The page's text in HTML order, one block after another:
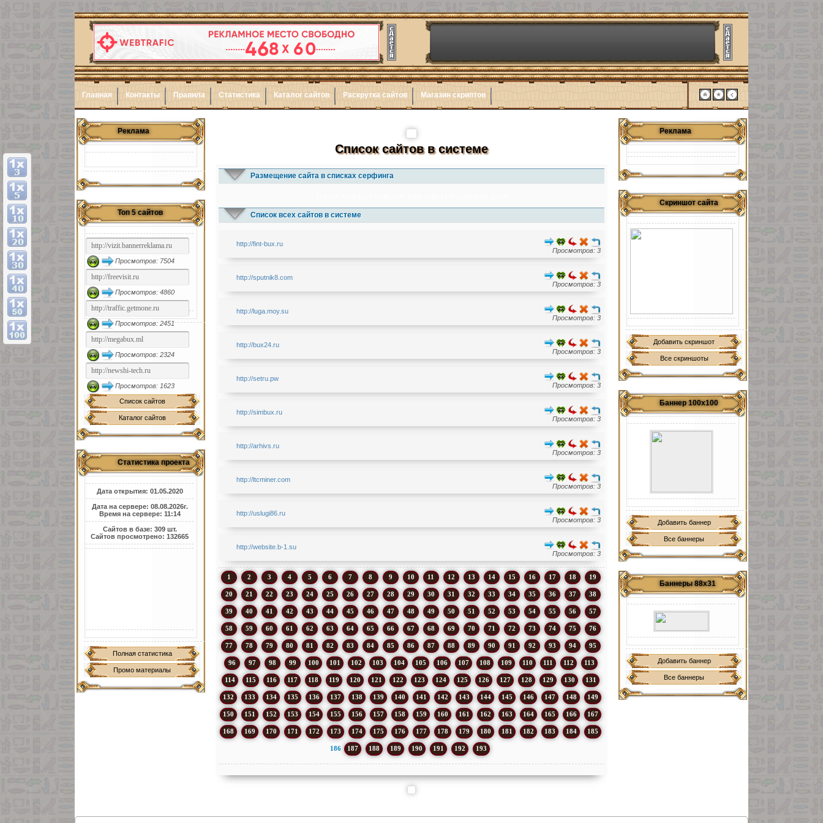
Главная Контакты Правила Статистика Каталог сайтов Раскрутка сайтов Магазин скриптов
Реклама
Топ 5 сайтов
Просмотров: 7504
Просмотров: 4860
Просмотров: 2451
Просмотров: 2324
Просмотров: 1623
Список сайтов
Каталог сайтов
Статистика проекта
Дата открытия: 01.05.2020
Дата на сервере: 08.08.2026г.
Время на сервере: 11:14
Сайтов в базе: 309 шт.
Сайтов просмотрено: 132665
Полная статистика
Промо материалы
Реклама
Скриншот сайта
Добавить скриншот
Все скриншоты
Баннер 100х100
Добавить баннер
Все баннеры
Баннеры 88х31
Добавить баннер
Все баннеры
Список сайтов в системе
Размещение сайта в списках серфинга
Список всех сайтов в системе
http://fint-bux.ru
Просмотров: 3
http://sputnik8.com
Просмотров: 3
http://luga.moy.su
Просмотров: 3
http://bux24.ru
Просмотров: 3
http://setru.pw
Просмотров: 3
http://simbux.ru
Просмотров: 3
http://arhivs.ru
Просмотров: 3
http://ltcminer.com
Просмотров: 3
http://uslugi86.ru
Просмотров: 3
http://website.b-1.su
Просмотров: 3
1 2 3 4 5 6 7 8 9 10 11 12 13 14 15 16 17 18 19
20 21 22 23 24 25 26 27 28 29 30 31 32 33 34 35 36 37 38
39 40 41 42 43 44 45 46 47 48 49 50 51 52 53 54 55 56 57
58 59 60 61 62 63 64 65 66 67 68 69 70 71 72 73 74 75 76
77 78 79 80 81 82 83 84 85 86 87 88 89 90 91 92 93 94 95
96 97 98 99 100 101 102 103 104 105 106 107 108 109 110 111 112 113
114 115 116 117 118 119 120 121 122 123 124 125 126 127 128 129 130 131
132 133 134 135 136 137 138 139 140 141 142 143 144 145 146 147 148 149
150 151 152 153 154 155 156 157 158 159 160 161 162 163 164 165 166 167
168 169 170 171 172 173 174 175 176 177 178 179 180 181 182 183 184 185
186 187 188 189 190 191 192 193